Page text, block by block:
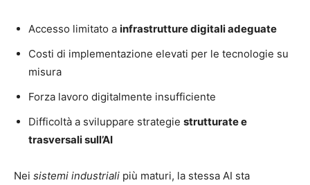
Accesso limitato a infrastrutture digitali adeguate
Costi di implementazione elevati per le tecnologie su
misura
Forza lavoro digitalmente insufficiente
Difficoltà a sviluppare strategie strutturate e
trasversali sull’AI
Nei sistemi industriali più maturi, la stessa AI sta